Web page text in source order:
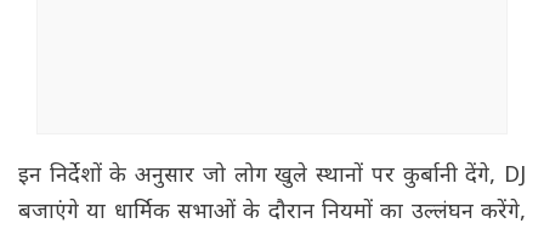
इन निर्देशों के अनुसार जो लोग खुले स्थानों पर कुर्बानी देंगे, DJ
बजाएंगे या धार्मिक सभाओं के दौरान नियमों का उल्लंघन करेंगे,